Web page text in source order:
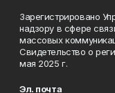
Зарегистрировано
надзору в сфере
массовых
Свидетельство о
мая 2025 г.
Эл. почта